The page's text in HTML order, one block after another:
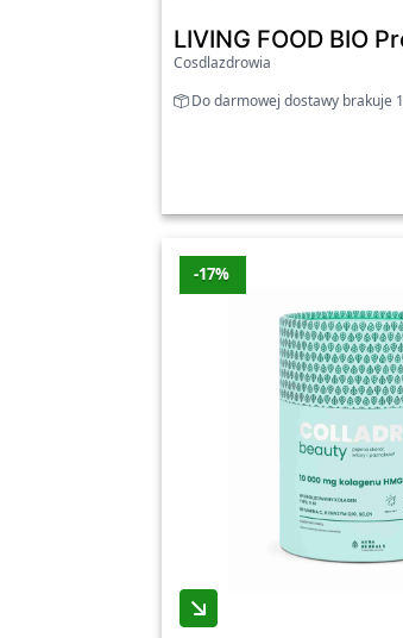
LIVING FOOD BIO
Cosdlazdrowia
Do darmowej dostawy brakuje
-17%